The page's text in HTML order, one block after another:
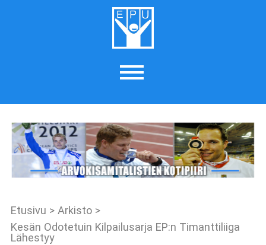
Etusivu > Arkisto >
Kesän Odotetuin Kilpailusarja EP:n Timanttiliiga
Lähestyy